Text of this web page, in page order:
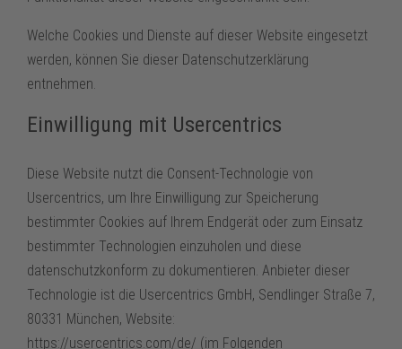
Welche Cookies und Dienste auf dieser Website eingesetzt
werden, können Sie dieser Datenschutzerklärung
entnehmen.
Einwilligung mit Usercentrics
Diese Website nutzt die Consent-Technologie von
Usercentrics, um Ihre Einwilligung zur Speicherung
bestimmter Cookies auf Ihrem Endgerät oder zum Einsatz
bestimmter Technologien einzuholen und diese
datenschutzkonform zu dokumentieren. Anbieter dieser
Technologie ist die Usercentrics GmbH, Sendlinger Straße 7,
80331 München, Website:
https://usercentrics.com/de/ (im Folgenden